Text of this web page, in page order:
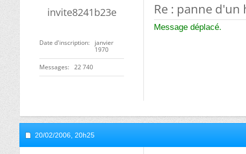
invite8241b23e
Date d'inscription
janvier
1970
Messages 22 740
Re : panne d'un
Message déplacé.
20/02/2006, 20h25